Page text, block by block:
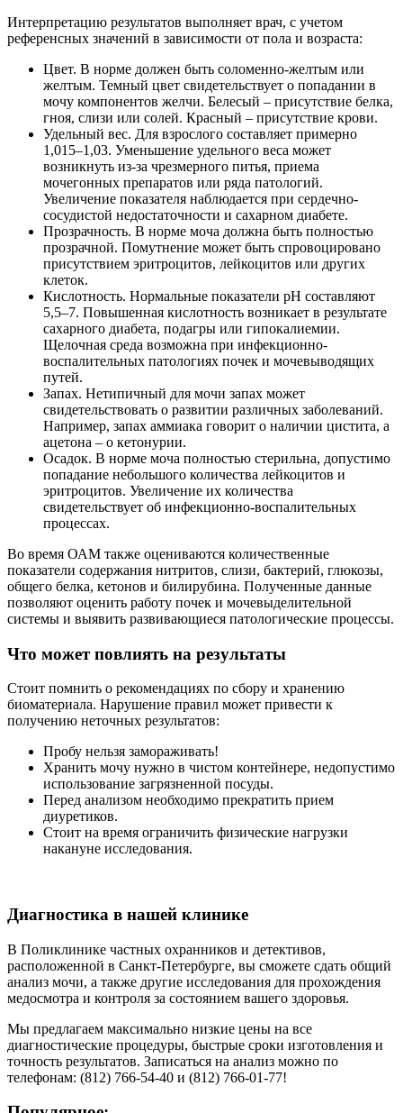
Интерпретацию результатов выполняет врач, с учетом
референсных значений в зависимости от пола и возраста:
Цвет. В норме должен быть соломенно-желтым или
желтым. Темный цвет свидетельствует о попадании в
мочу компонентов желчи. Белесый – присутствие белка,
гноя, слизи или солей. Красный – присутствие крови.
Удельный вес. Для взрослого составляет примерно
1,015–1,03. Уменьшение удельного веса может
возникнуть из-за чрезмерного питья, приема
мочегонных препаратов или ряда патологий.
Увеличение показателя наблюдается при сердечно-
сосудистой недостаточности и сахарном диабете.
Прозрачность. В норме моча должна быть полностью
прозрачной. Помутнение может быть спровоцировано
присутствием эритроцитов, лейкоцитов или других
клеток.
Кислотность. Нормальные показатели pH составляют
5,5–7. Повышенная кислотность возникает в результате
сахарного диабета, подагры или гипокалиемии.
Щелочная среда возможна при инфекционно-
воспалительных патологиях почек и мочевыводящих
путей.
Запах. Нетипичный для мочи запах может
свидетельствовать о развитии различных заболеваний.
Например, запах аммиака говорит о наличии цистита, а
ацетона – о кетонурии.
Осадок. В норме моча полностью стерильна, допустимо
попадание небольшого количества лейкоцитов и
эритроцитов. Увеличение их количества
свидетельствует об инфекционно-воспалительных
процессах.
Во время ОАМ также оцениваются количественные
показатели содержания нитритов, слизи, бактерий, глюкозы,
общего белка, кетонов и билирубина. Полученные данные
позволяют оценить работу почек и мочевыделительной
системы и выявить развивающиеся патологические процессы.
Что может повлиять на результаты
Стоит помнить о рекомендациях по сбору и хранению
биоматериала. Нарушение правил может привести к
получению неточных результатов:
Пробу нельзя замораживать!
Хранить мочу нужно в чистом контейнере, недопустимо
использование загрязненной посуды.
Перед анализом необходимо прекратить прием
диуретиков.
Стоит на время ограничить физические нагрузки
накануне исследования.
Диагностика в нашей клинике
В Поликлинике частных охранников и детективов,
расположенной в Санкт-Петербурге, вы сможете сдать общий
анализ мочи, а также другие исследования для прохождения
медосмотра и контроля за состоянием вашего здоровья.
Мы предлагаем максимально низкие цены на все
диагностические процедуры, быстрые сроки изготовления и
точность результатов. Записаться на анализ можно по
телефонам: (812) 766-54-40 и (812) 766-01-77!